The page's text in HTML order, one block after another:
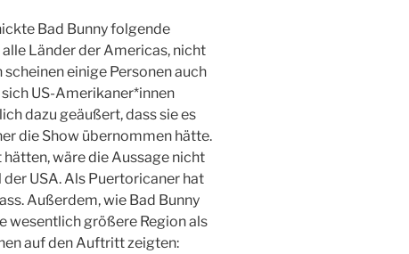
Bad Bunny folgende
Länder der Americas, nicht
einige Personen auch
US-Amerikaner*innen
dazu geäußert, dass sie es
die Show übernommen hätte.
wäre die Aussage nicht
USA. Als Puertoricaner hat
Außerdem, wie Bad Bunny
wesentlich größere Region als
auf den Auftritt zeigten: